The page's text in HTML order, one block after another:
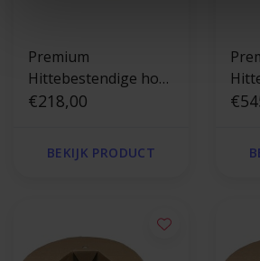
Premium
Hittebestendige hoes
tot 550 °C - 2mm x
€218,00
BEKIJK PRODUCT
tot